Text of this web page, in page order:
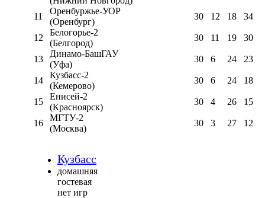
11
Оренбуржье-УОР
(Оренбург)
30 12 18 34
12
Белогорье-2
(Белгород)
30 11 19 30
13
Динамо-БашГАУ
(Уфа)
30 6 24 23
14
Кузбасс-2
(Кемерово)
30 6 24 18
15
Енисей-2
(Красноярск)
30 4 26 15
16
МГТУ-2
(Москва)
30 3 27 12
Кузбасс
домашняя
гостевая
нет игр